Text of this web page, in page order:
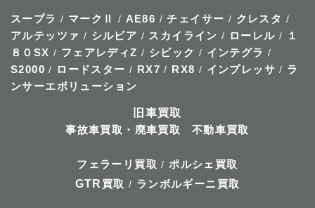
スープラ / マークⅡ / AE86 /チェイサー / クレスタ /
アルテッツァ / シルビア / スカイライン / ローレル /
１
８０SX / フェアレディZ / シビック / インテグラ /
S2000 / ロードスター / RX7 / RX8 / インプレッサ / ラ
ンサーエボリューション
旧車買取
事故車買取・廃車買取
不動車買取
フェラーリ買取 / ポルシェ買取
GTR 買取 / ランボルギーニ買取